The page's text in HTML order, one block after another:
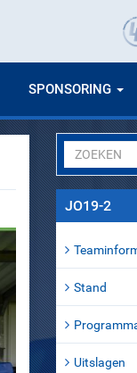
SPONSORING
JO19-2
Stand
Uitslagen